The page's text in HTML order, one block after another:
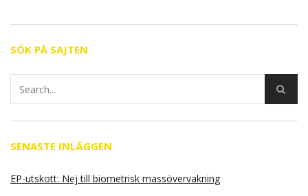
SÖK PÅ SAJTEN
SENASTE INLÄGGEN
EP-utskott: Nej till biometrisk massövervakning